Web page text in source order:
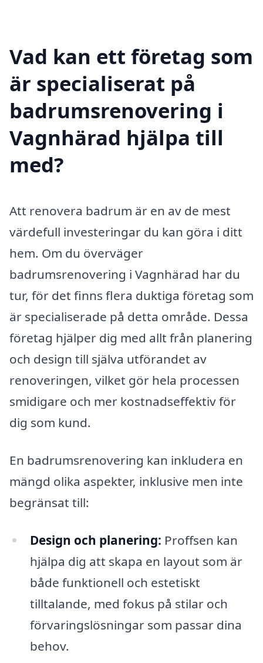
Vad kan ett företag som
är specialiserat på
badrumsrenovering i
Vagnhärad hjälpa till
med?
Att renovera badrum är en av de mest
värdefull investeringar du kan göra i ditt
hem. Om du överväger
badrumsrenovering i Vagnhärad har du
tur, för det finns flera duktiga företag som
är specialiserade på detta område. Dessa
företag hjälper dig med allt från planering
och design till själva utförandet av
renoveringen, vilket gör hela processen
smidigare och mer kostnadseffektiv för
dig som kund.
En badrumsrenovering kan inkludera en
mängd olika aspekter, inklusive men inte
begränsat till:
Design och planering: Proffsen kan
hjälpa dig att skapa en layout som är
både funktionell och estetiskt
tilltalande, med fokus på stilar och
förvaringslösningar som passar dina
behov.